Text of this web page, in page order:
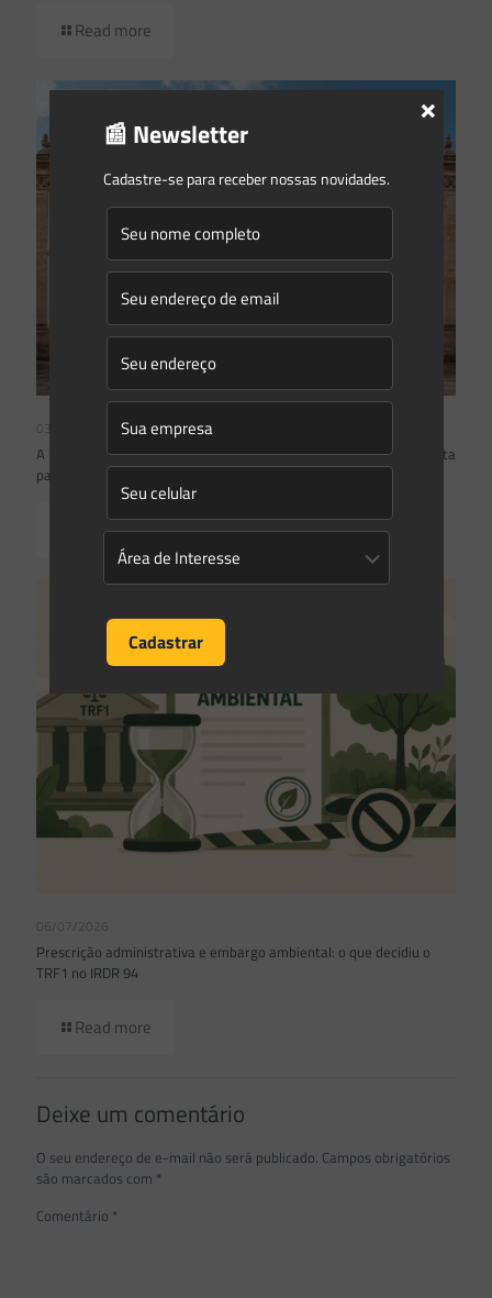
Read more
A inclusão de imóvel em inventário de patrimônio cultural não basta
para impor restrições ao direito de propriedade:
Read more
06/07/2026
Prescrição administrativa e embargo ambiental: o que decidiu o
TRF1 no IRDR 94
Read more
Deixe um comentário
O seu endereço de e-mail não será publicado. Campos obrigatórios
são marcados com *
Comentário *
📰 Newsletter
Cadastre-se para receber nossas novidades.
×